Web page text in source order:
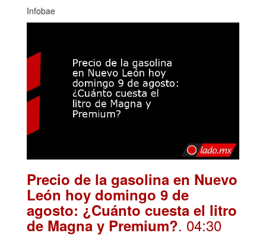
Infobae
Precio de la gasolina en Nuevo
León hoy domingo 9 de
agosto: ¿Cuánto cuesta el litro
de Magna y Premium?. 04:30